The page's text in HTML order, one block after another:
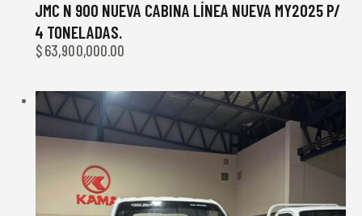
JMC N 900 NUEVA CABINA LÍNEA NUEVA MY2025 P/
4 TONELADAS.
$63,900,000.00